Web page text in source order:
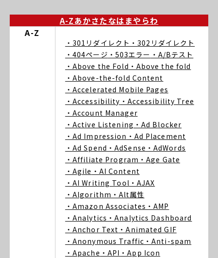
A-Zあかさたなは まや らわ
A-Z
・301リダイレクト ・302リダイレクト
・404ページ ・503エラー ・A/Bテスト
・Above the Fold ・Above the fold
・Above-the-fold Content
・Accelerated Mobile Pages
・Accessibility ・Accessibility Tree
・Account Manager
・Active Listening ・Ad Blocker
・Ad Impression ・Ad Placement
・Ad Spend ・AdSense ・AdWords
・Affiliate Program ・Age Gate
・Agile ・AI Content
・AI Writing Tool ・AJAX
・Algorithm ・Alt属性
・Amazon Associates ・AMP
・Analytics ・Analytics Dashboard
・Anchor Text ・Animated GIF
・Anonymous Traffic ・Anti-spam
・Apache ・API ・App Icon